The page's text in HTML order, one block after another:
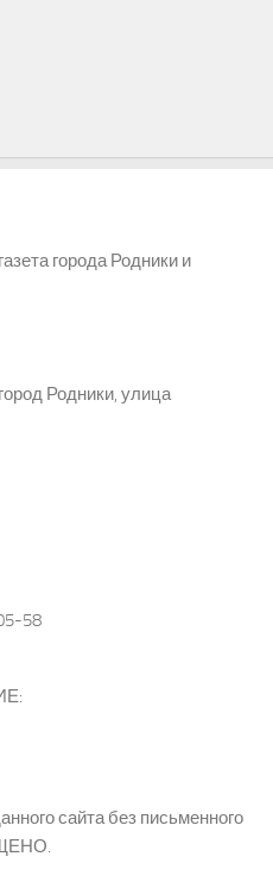
города Родники и
Родники, улица
58
сайта без письменного